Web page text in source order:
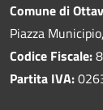
Comune di
Piazza
Codice Fiscale:
Partita IVA: